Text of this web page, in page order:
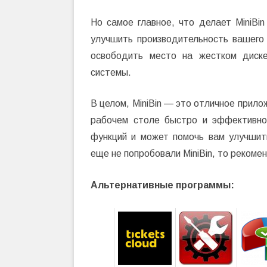
Но самое главное, что делает
улучшить производительность
освободить место на жестком
системы.
В целом, MiniBin — это отличное
рабочем столе быстро и
функций и может помочь вам
еще не попробовали MiniBin, то
Альтернативные программы: